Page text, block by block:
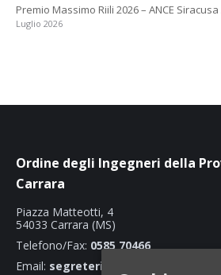
Premio Massimo Riili 2026 – ANCE
Luglio 2026
Ordine degli Ingegneri della
Carrara
Piazza Matteotti, 4
54033 Carrara (MS)
Telefono/Fax: 0585 70466
Email: